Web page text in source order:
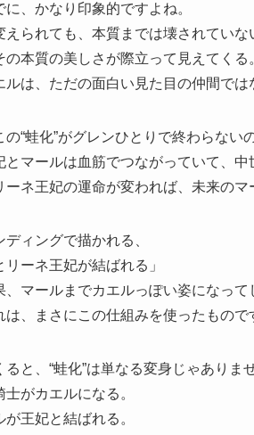
に、かなり印象的ですよね。
えられても、本質までは壊されていな
の本質の美しさが際立って見えてくる
ルは、ただの面白い見た目の仲間では
の“蛙化”がグレンひとりで終わらない
とマールは血筋でつながっていて、
ーネ王妃の運命が変われば、未来の
ィングで描かれる、
リーネ王妃が結ばれる」
、マールまでカエルっぽい姿になって
は、まさにこの仕組みを使ったもので
ると、“蛙化”は単なる変身じゃありま
士がカエルになる。
が王妃と結ばれる。